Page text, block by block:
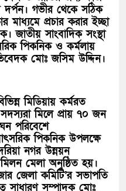
গভীর থেকে সঠিক
মাধ্যমে প্রচার করার ইচ্ছা
জাতীয় সাংবাদিক সংস্থা
পিকনিক ও কর্মলায়
মোঃ জসিম উদ্দিন।
মিডিয়ায় কর্মরত
সদস্যরা মিলে প্রায় ৭০ জন
পরিবেশে
পিকনিক উপলক্ষে
নগর উন্নয়ন
মেলা অনুষ্ঠিত হয়।
জেলা কমিটি’র সভাপতি
সাধারণ সম্পাদক মোঃ